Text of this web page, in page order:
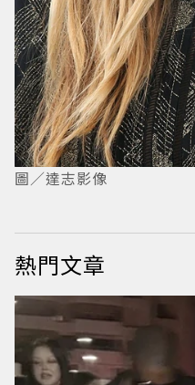
圖／達志影像
熱門文章